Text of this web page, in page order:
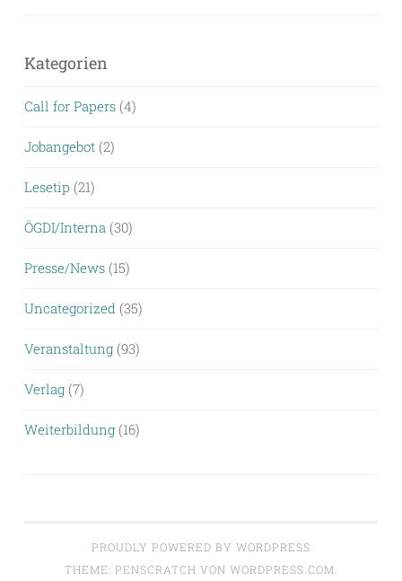
Kategorien
Call for Papers (4)
Jobangebot (2)
Lesetip (21)
ÖGDI/Interna (30)
Presse/News (15)
Uncategorized (35)
Veranstaltung (93)
Verlag (7)
Weiterbildung (16)
PROUDLY POWERED BY WORDPRESS
THEME: PENSCRATCH VON WORDPRESS.COM